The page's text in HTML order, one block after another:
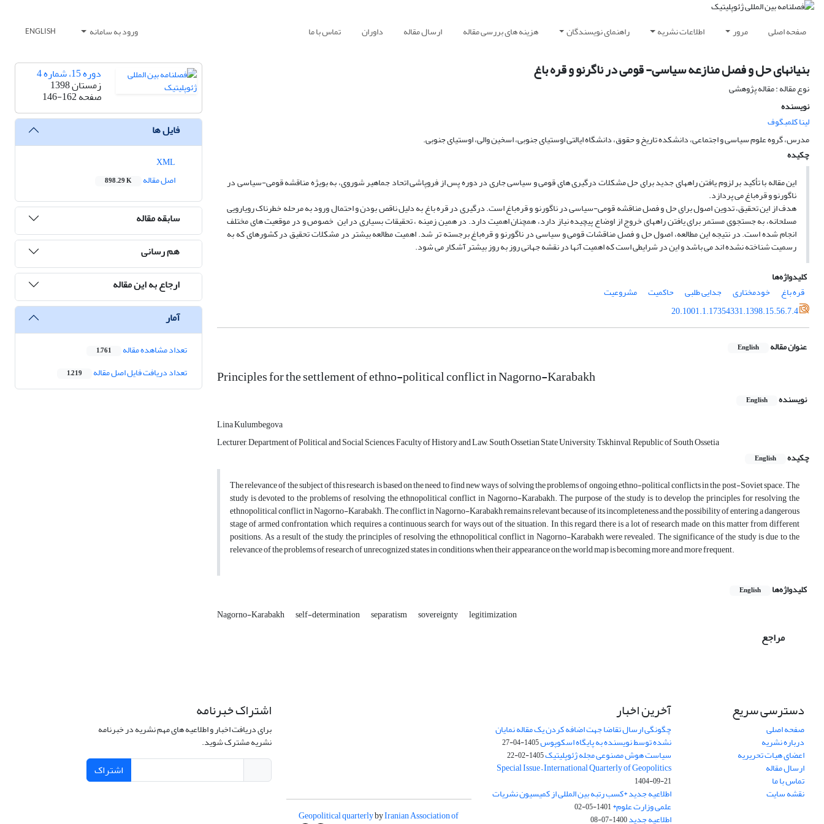
صفحه اصلی مرور اطلاعات نشریه راهنمای نویسندگان هزینه های بررسی مقاله ارسال مقاله داوران تماس با ما ورود به سامانه ENGLISH
بنیانهای حل و فصل منازعه سیاسی- قومی در ناگرنو و قره باغ
نوع مقاله : مقاله پژوهشی
نویسنده
لینا کلمبگوف
مدرس، گروه علوم سیاسی و اجتماعی، دانشکده تاریخ و حقوق، دانشگاه ایالتی اوستیای جنوبی، اسخین والی، اوستیای جنوبی.
چکیده
این مقاله با تأکید بر لزوم یافتن راههای جدید برای حل مشکلات درگیری های قومی و سیاسی جاری در دوره پس از فروپاشی اتحاد جماهیر شوروی، به بویژه مناقشه قومی-سیاسی در
ناگورنو و قره‌باغ می پردازد.
هدف از این تحقیق، تدوین اصول برای حل و فصل مناقشه قومی-سیاسی در ناگورنو و قره‌باغ است. درگیری در قره باغ به دلیل ناقص بودن و احتمال ورود به مرحله خطرناک رویارویی
مسلحانه، به جستجوی مستمر برای یافتن راههای خروج از اوضاع پیچیده نیاز دارد، همچنان اهمیت دارد. در همین زمینه ، تحقیقات بسیاری در این خصوص و در موقعیت های مختلف
انجام شده است. در نتیجه این مطالعه، اصول حل و فصل مناقشات قومی و سیاسی در ناگورنو و قره‌باغ برجسته تر شد. اهمیت مطالعه بیشتر در مشکلات تحقیق در کشورهای که به
رسمیت شناخته نشده اند می باشد و این در شرایطی است که اهمیت آنها در نقشه جهانی روز به روز بیشتر آشکار می شود.
کلیدواژه‌ها
قره باغ
خودمختاری جدایی طلبی حاکمیت
مشروعیت
20.1001.1.17354331.1398.15.56.7.4
عنوان مقاله English
Principles for the settlement of ethno-political conflict in Nagorno-Karabakh
نویسنده English
Lina Kulumbegova
Lecturer, Department of Political and Social Sciences, Faculty of History and Law, South Ossetian State University, Tskhinval, Republic of South Ossetia
چکیده
English
The relevance of the subject of this research is based on the need to find new ways of solving the problems of ongoing ethno-political conflicts in the post-Soviet space. The
study is devoted to the problems of resolving the ethnopolitical conflict in Nagorno-Karabakh. The purpose of the study is to develop the principles for resolving the
ethnopolitical conflict in Nagorno-Karabakh. The conflict in Nagorno-Karabakh remains relevant because of its incompleteness and the possibility of entering a dangerous
stage of armed confrontation, which requires a continuous search for ways out of the situation. In this regard, there is a lot of research made on this matter from different
positions. As a result of the study, the principles of resolving the ethnopolitical conflict in Nagorno-Karabakh were revealed. The significance of the study is due to the
relevance of the problems of research of unrecognized states in conditions when their appearance on the world map is becoming more and more frequent.
کلیدواژه‌ها English
Nagorno-Karabakh self-determination separatism sovereignty legitimization
مراجع
دوره 15، شماره 4
زمستان 1398
صفحه146-162
فایل ها
اصل مقاله
898.29 K
سابقه مقاله
هم رسانی
ارجاع به این مقاله
آمار
تعداد مشاهده مقاله 1,761
تعداد دریافت فایل اصل مقاله 1,219
دسترسی سریع
صفحه اصلی
درباره نشریه
اعضای هیات تحریریه
ارسال مقاله
تماس با ما
نقشه سایت
آخرین اخبار
چگونگی ارسال تقاضا جهت اضافه کردن یک مقاله نمایان
نشده توسط نویسنده به پایگاه اسکوپوس1405-04-27
سیاست هوش مصنوعی مجله ژئوپلیتیک1405-02-22
Special Issue – International Quarterly of Geopolitics
1404-09-21
اطلاعیه جدید *کسب رتبه بین المللی از کمیسیون نشریات
علمی وزارت علوم*1401-05-02
اطلاعیه جدید1400-07-08
Geopolitical quarterlybyIranian Association of
اشتراک خبرنامه
برای دریافت اخبار و اطلاعیه های مهم نشریه در خبرنامه
نشریه مشترک شوید.
اشتراک